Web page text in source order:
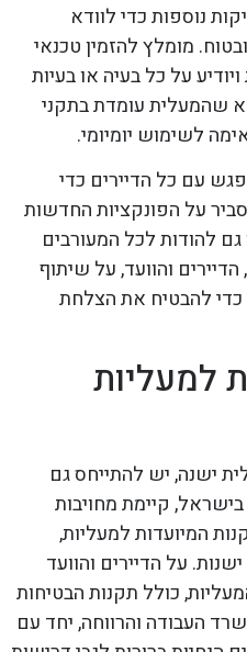
נוספות כדי לוודא
מומלץ להזמין טכנאי
על כל בעיה או בעיות
שהמעלית עומדת בתקני
לשימוש יומיומי.
עם כל הדיירים כדי
על הפונקציות החדשות
להודות לכל המעורבים
והוועד, על שיתוף
להבטיח את הצלחת
למעליות
ישנה, יש להתייחס גם
קיימת מחויבות
המיועדות למעליות,
על הדיירים והוועד
כולל תקנות הבטיחות
העבודה והרווחה, יחד עם